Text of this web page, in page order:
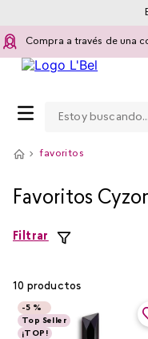
Compra a través de una
favoritos
Favoritos
Filtrar
10 productos
-5 %
Top Seller
¡TOP!